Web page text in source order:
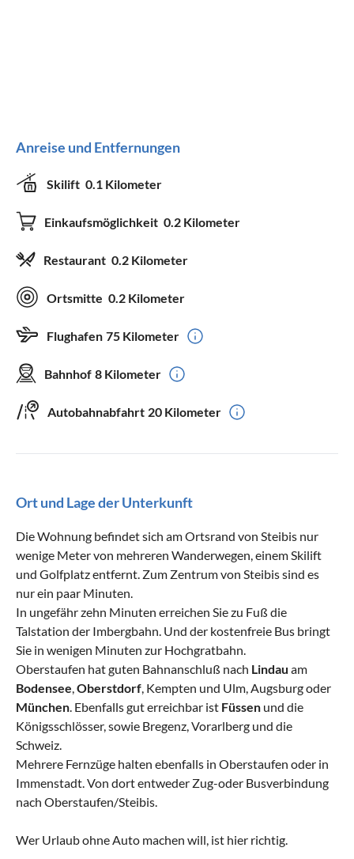
Anreise und Entfernungen
Skilift 0.1 Kilometer
Einkaufsmöglichkeit 0.2 Kilometer
Restaurant 0.2 Kilometer
Ortsmitte 0.2 Kilometer
Flughafen 75 Kilometer
Bahnhof 8 Kilometer
Autobahnabfahrt 20 Kilometer
Ort und Lage der Unterkunft
Die Wohnung befindet sich am Ortsrand von Steibis nur
wenige Meter von mehreren Wanderwegen, einem Skilift
und Golfplatz entfernt. Zum Zentrum von Steibis sind es
nur ein paar Minuten.
In ungefähr zehn Minuten erreichen Sie zu Fuß die
Talstation der Imbergbahn. Und der kostenfreie Bus bringt
Sie in wenigen Minuten zur Hochgratbahn.
Oberstaufen hat guten Bahnanschluß nach Lindau am
Bodensee Oberstdorf , Kempten und Ulm, Augsburg oder
München . Ebenfalls gut erreichbar ist Füssen und die
Königsschlösser, sowie Bregenz, Vorarlberg und die
Schweiz.
Mehrere Fernzüge halten ebenfalls in Oberstaufen oder in
Immenstadt. Von dort entweder Zug-oder Busverbindung
nach Oberstaufen/Steibis.
Wer Urlaub ohne Auto machen will, ist hier richtig.